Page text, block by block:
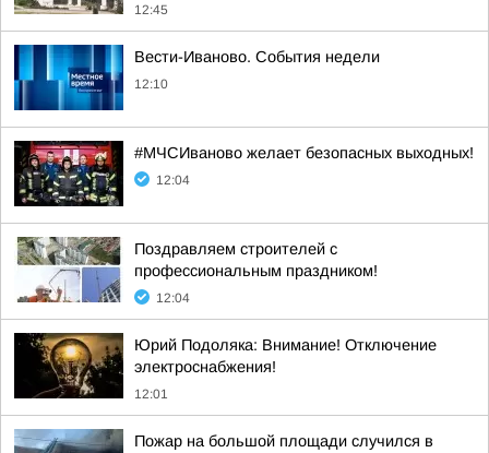
12:45
Вести-Иваново. События недели
12:10
#МЧСИваново желает безопасных выходных!
12:04
Поздравляем строителей с
профессиональным праздником!
12:04
Юрий Подоляка: Внимание! Отключение
электроснабжения!
12:01
Пожар на большой площади случился в